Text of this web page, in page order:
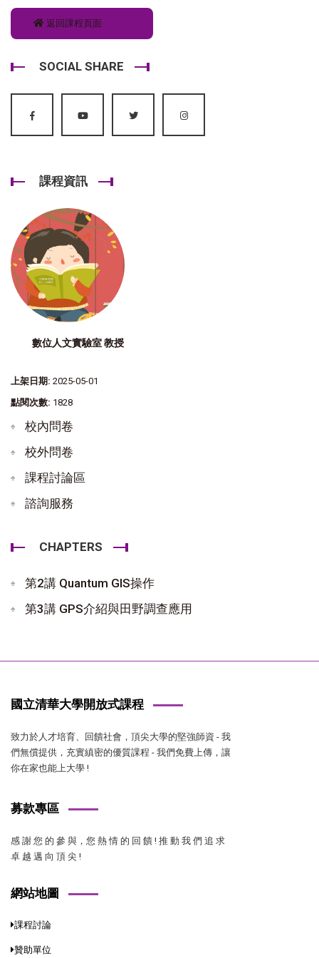
返回課程頁面
SOCIAL SHARE
課程資訊
數位人文實驗室 教授
上架日期: 2025-05-01
點閱次數: 1828
校內問卷
校外問卷
課程討論區
諮詢服務
CHAPTERS
第2講 Quantum GIS操作
第3講 GPS介紹與田野調查應用
國立清華大學開放式課程
致力於人才培育、回饋社會，頂尖大學的堅強師資 - 我
們無償提供，充實縝密的優質課程 - 我們免費上傳，讓
你在家也能上大學 !
募款專區
感 謝 您 的 參 與，您 熱 情 的 回 饋 ! 推 動 我 們 追 求
卓 越 邁 向 頂 尖 !
網站地圖
課程討論
贊助單位